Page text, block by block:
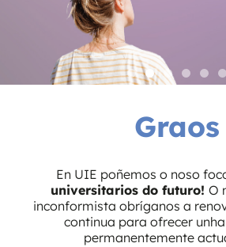
Non é o que es,
é o que serás
En UIE te ofrecemos la
innovadora
especializada en empresa y
Graos
En UIE poñemos o noso
universitarios do futuro! O
inconformista obríganos a
continua para ofrecer
permanentemente